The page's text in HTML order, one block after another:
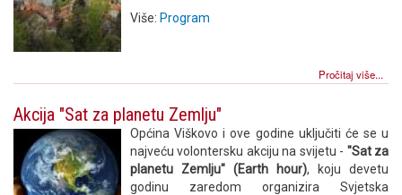
Više: Program
Pročitaj više...
Akcija "Sat za planetu Zemlju"
Općina Viškovo i ove godine uključiti će se u
najveću volontersku akciju na svijetu - "Sat za
planetu Zemlju" (Earth hour), koju devetu
godinu zaredom organizira Svjetska